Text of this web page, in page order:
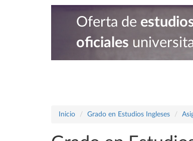
Oferta de
oficiales
Inicio Grado en Estudios Ingleses